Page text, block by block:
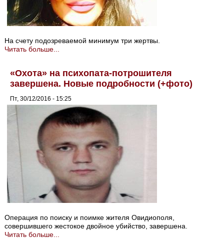
На счету подозреваемой минимум три жертвы.
Читать больше...
«Охота» на психопата-потрошителя
завершена. Новые подробности (+фото)
Пт, 30/12/2016 - 15:25
Операция по поиску и поимке жителя Овидиополя,
совершившего жестокое двойное убийство, завершена.
Читать больше...